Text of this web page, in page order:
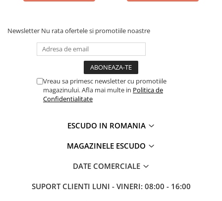
Newsletter Nu rata ofertele si promotiile noastre
Vreau sa primesc newsletter cu promotiile
magazinului. Afla mai multe in Politica de
Confidentialitate
ESCUDO IN ROMANIA
MAGAZINELE ESCUDO
DATE COMERCIALE
SUPORT CLIENTI LUNI - VINERI: 08:00 - 16:00